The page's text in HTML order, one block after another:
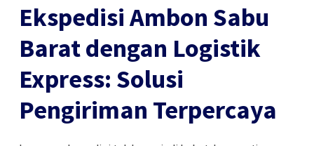
Ekspedisi Ambon Sabu
Barat dengan Logistik
Express: Solusi
Pengiriman Terpercaya